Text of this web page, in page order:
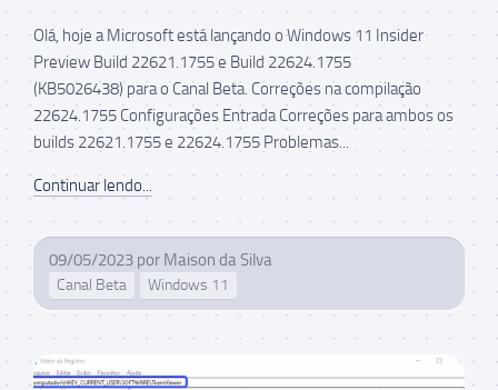
Olá, hoje a Microsoft está lançando o Windows 11 Insider
Preview Build 22621.1755 e Build 22624.1755
(KB5026438) para o Canal Beta. Correções na compilação
22624.1755 Configurações Entrada Correções para ambos os
builds 22621.1755 e 22624.1755 Problemas...
Continuar lendo...
09/05/2023 por Maison da Silva
Canal Beta Windows 11